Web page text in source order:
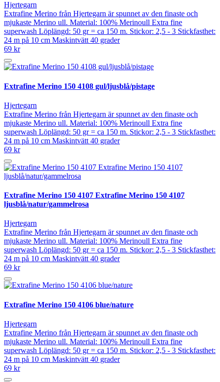
Hjertegarn
Extrafine Merino från Hjertegarn är spunnet av den finaste och
mjukaste Merino ull. Material: 100% Merinoull Extra fine
superwash Löplängd: 50 gr = ca 150 m. Stickor: 2,5 - 3 Stickfasthet:
24 m på 10 cm Maskintvätt 40 grader
69 kr
Extrafine Merino 150 4108 gul/ljusblå/pistage
Hjertegarn
Extrafine Merino från Hjertegarn är spunnet av den finaste och
mjukaste Merino ull. Material: 100% Merinoull Extra fine
superwash Löplängd: 50 gr = ca 150 m. Stickor: 2,5 - 3 Stickfasthet:
24 m på 10 cm Maskintvätt 40 grader
69 kr
Extrafine Merino 150 4107 Extrafine Merino 150 4107
ljusblå/natur/gammelrosa
Hjertegarn
Extrafine Merino från Hjertegarn är spunnet av den finaste och
mjukaste Merino ull. Material: 100% Merinoull Extra fine
superwash Löplängd: 50 gr = ca 150 m. Stickor: 2,5 - 3 Stickfasthet:
24 m på 10 cm Maskintvätt 40 grader
69 kr
Extrafine Merino 150 4106 blue/nature
Hjertegarn
Extrafine Merino från Hjertegarn är spunnet av den finaste och
mjukaste Merino ull. Material: 100% Merinoull Extra fine
superwash Löplängd: 50 gr = ca 150 m. Stickor: 2,5 - 3 Stickfasthet:
24 m på 10 cm Maskintvätt 40 grader
69 kr